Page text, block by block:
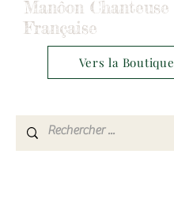
Manôon Chanteuse
Française
Vers la Boutique